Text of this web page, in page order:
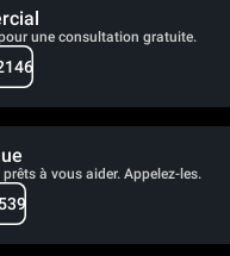
une consultation gratuite.
à vous aider. Appelez-les.